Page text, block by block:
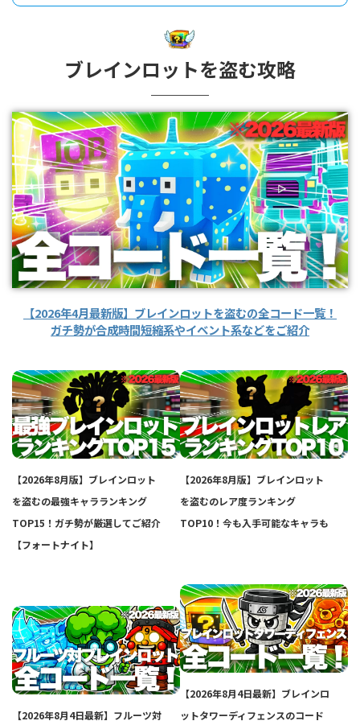
ブレインロットを盗む攻略
【2026年4月最新版】ブレインロットを盗むの全コード一覧！
ガチ勢が合成時間短縮系やイベント系などをご紹介
【2026年8月版】ブレインロット
を盗むの最強キャラランキング
TOP15！ガチ勢が厳選してご紹介
【フォートナイト】
【2026年8月4日最新】フルーツ対
【2026年8月版】ブレインロット
を盗むのレア度ランキング
TOP10！今も入手可能なキャラも
【2026年8月4日最新】ブレインロ
ットタワーディフェンスのコード